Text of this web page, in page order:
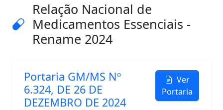
Relação Nacional de
Medicamentos Essenciais -
Rename 2024
Portaria GM/MS Nº
6.324, DE 26 DE
DEZEMBRO DE 2024
Ver
Portaria